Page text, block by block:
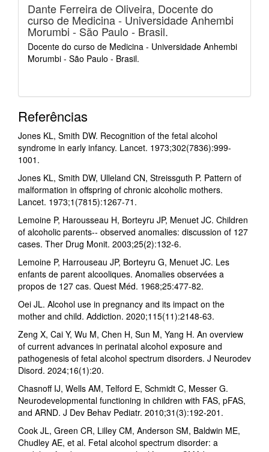
Dante Ferreira de Oliveira, Docente do
curso de Medicina - Universidade Anhembi
Morumbi - São Paulo - Brasil.
Docente do curso de Medicina - Universidade Anhembi
Morumbi - São Paulo - Brasil.
Referências
Jones KL, Smith DW. Recognition of the fetal alcohol
syndrome in early infancy. Lancet. 1973;302(7836):999-
1001.
Jones KL, Smith DW, Ulleland CN, Streissguth P. Pattern of
malformation in offspring of chronic alcoholic mothers.
Lancet. 1973;1(7815):1267-71.
Lemoine P, Harousseau H, Borteyru JP, Menuet JC. Children
of alcoholic parents-- observed anomalies: discussion of 127
cases. Ther Drug Monit. 2003;25(2):132-6.
Lemoine P, Harrouseau JP, Borteyru G, Menuet JC. Les
enfants de parent alcooliques. Anomalies observées a
propos de 127 cas. Quest Méd. 1968;25:477-82.
Oei JL. Alcohol use in pregnancy and its impact on the
mother and child. Addiction. 2020;115(11):2148-63.
Zeng X, Cai Y, Wu M, Chen H, Sun M, Yang H. An overview
of current advances in perinatal alcohol exposure and
pathogenesis of fetal alcohol spectrum disorders. J Neurodev
Disord. 2024;16(1):20.
Chasnoff IJ, Wells AM, Telford E, Schmidt C, Messer G.
Neurodevelopmental functioning in children with FAS, pFAS,
and ARND. J Dev Behav Pediatr. 2010;31(3):192-201.
Cook JL, Green CR, Lilley CM, Anderson SM, Baldwin ME,
Chudley AE, et al. Fetal alcohol spectrum disorder: a